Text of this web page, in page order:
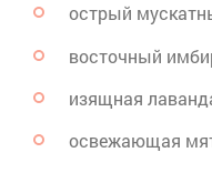
острый
восточный
изящная
освежающая